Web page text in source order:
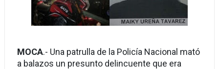
MOCA.- Una patrulla de la Policía Nacional mató
a balazos un presunto delincuente que era